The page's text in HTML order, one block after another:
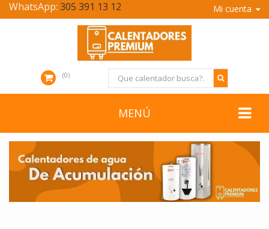
Mi cuenta
WhatsApp: 305 391 13 12
0
MENÚ